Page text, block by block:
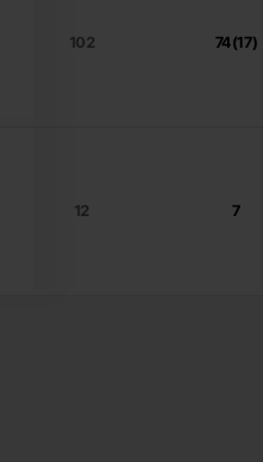
102 74(17)
12 7